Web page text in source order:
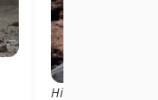
Hice cumbre. La